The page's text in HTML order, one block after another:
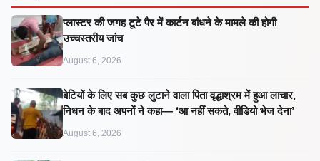
प्लास्टर की जगह टूटे पैर में कार्टन बांधने के मामले की होगी
उच्चस्तरीय जांच
August 6, 2026
बेटियों के लिए सब कुछ लुटाने वाला पिता वृद्धाश्रम में हुआ लाचार,
निधन के बाद अपनों ने कहा— ‘आ नहीं सकते, वीडियो भेज देना’
August 6, 2026